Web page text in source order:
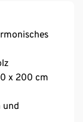
x 200 cm
und